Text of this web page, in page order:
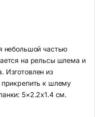
небольшой частью
на рельсы шлема и
Изготовлен из
прикрепить к шлему
5×2.2х1.4 см.